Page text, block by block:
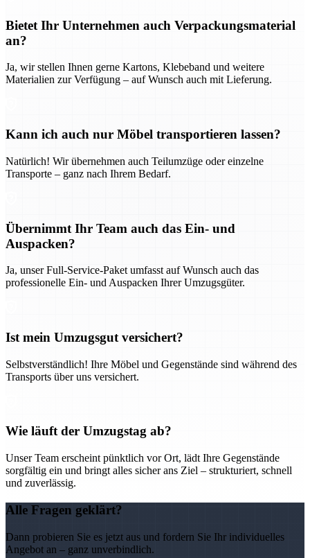
Bietet Ihr Unternehmen auch Verpackungsmaterial
an?
Ja, wir stellen Ihnen gerne Kartons, Klebeband und weitere
Materialien zur Verfügung – auf Wunsch auch mit Lieferung.
Kann ich auch nur Möbel transportieren lassen?
Natürlich! Wir übernehmen auch Teilumzüge oder einzelne
Transporte – ganz nach Ihrem Bedarf.
Übernimmt Ihr Team auch das Ein- und
Auspacken?
Ja, unser Full-Service-Paket umfasst auf Wunsch auch das
professionelle Ein- und Auspacken Ihrer Umzugsgüter.
Ist mein Umzugsgut versichert?
Selbstverständlich! Ihre Möbel und Gegenstände sind während des
Transports über uns versichert.
Wie läuft der Umzugstag ab?
Unser Team erscheint pünktlich vor Ort, lädt Ihre Gegenstände
sorgfältig ein und bringt alles sicher ans Ziel – strukturiert, schnell
und zuverlässig.
Alle Fragen geklärt?
Dann probieren Sie es jetzt aus und fordern Sie Ihr individuelles
Angebot an – ganz unverbindlich.